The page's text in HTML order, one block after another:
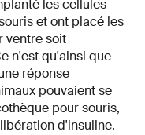
les cellules
et ont placé les
ventre soit
n'est qu'ainsi que
réponse
pouvaient se
pour souris,
d'insuline.